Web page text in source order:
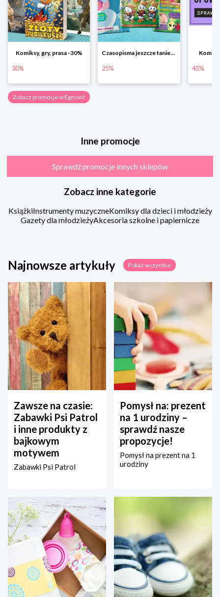
Komiksy, gry, prasa -30%
30%
Czasopisma jeszcze taniej! Rabat do -25%
25% 45%
Zobacz promocje w Egmont
Inne promocje
Sprawdź promocje innych sklepów
Zobacz inne kategorie
KsiążkiInstrumenty muzyczneKomiksy dla dzieci i młodzieży
Gazety dla młodzieżyAkcesoria szkolne i papiernicze
Najnowsze artykuły Pokaż wszystkie
Zawsze na czasie:
Zabawki Psi Patrol
i inne produkty z
bajkowym
motywem
Zabawki Psi Patrol
Pomysł na: prezent
na 1 urodziny –
sprawdź nasze
propozycje!
Pomysł na prezent na 1
urodziny